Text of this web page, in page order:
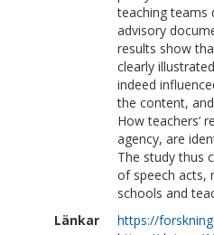
teaching teams
advisory
results show
clearly
indeed
the content,
How teachers’
agency, are
The study thus
of speech acts,
schools and
Länkar
https://